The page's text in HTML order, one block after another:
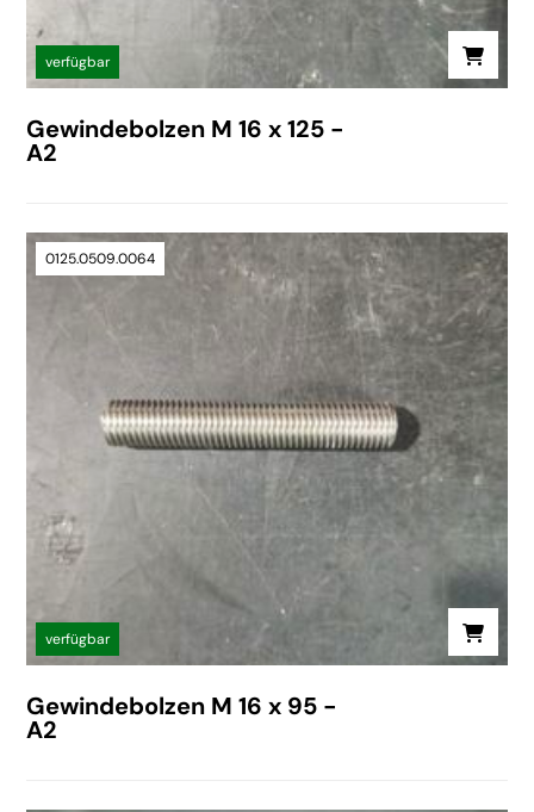
verfügbar
Gewindebolzen M 16 x 125 -
A2
0125.0509.0064
verfügbar
Gewindebolzen M 16 x 95 -
A2